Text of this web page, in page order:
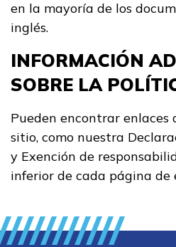
en la mayoría de los
inglés.
INFORMACIÓN
SOBRE LA
Pueden encontrar
sitio, como nuestra
y Exención de
inferior de cada página de